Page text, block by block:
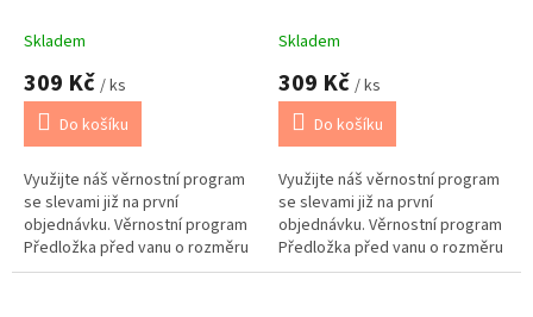
Skladem
309 Kč / ks
Do košíku
Využijte náš věrnostní program
se slevami již na první
objednávku. Věrnostní program
Předložka před vanu o rozměru
60x100cm. Možno barevně
Skladem
309 Kč / ks
Do košíku
Využijte náš věrnostní program
se slevami již na první
objednávku. Věrnostní program
Předložka před vanu o rozměru
60x100cm. Možno barevně